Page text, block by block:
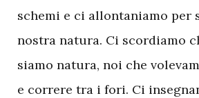
schemi e ci allontaniamo per
nostra natura. Ci scordiamo
siamo natura, noi che
e correre tra i fori. Ci